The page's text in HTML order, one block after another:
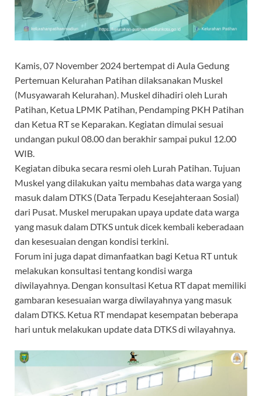
Kamis, 07 November 2024 bertempat di Aula Gedung
Pertemuan Kelurahan Patihan dilaksanakan Muskel
(Musyawarah Kelurahan). Muskel dihadiri oleh Lurah
Patihan, Ketua LPMK Patihan, Pendamping PKH Patihan
dan Ketua RT se Keparakan. Kegiatan dimulai sesuai
undangan pukul 08.00 dan berakhir sampai pukul 12.00
WIB.
Kegiatan dibuka secara resmi oleh Lurah Patihan. Tujuan
Muskel yang dilakukan yaitu membahas data warga yang
masuk dalam DTKS (Data Terpadu Kesejahteraan Sosial)
dari Pusat. Muskel merupakan upaya update data warga
yang masuk dalam DTKS untuk dicek kembali keberadaan
dan kesesuaian dengan kondisi terkini.
Forum ini juga dapat dimanfaatkan bagi Ketua RT untuk
melakukan konsultasi tentang kondisi warga
diwilayahnya. Dengan konsultasi Ketua RT dapat memiliki
gambaran kesesuaian warga diwilayahnya yang masuk
dalam DTKS. Ketua RT mendapat kesempatan beberapa
hari untuk melakukan update data DTKS di wilayahnya.